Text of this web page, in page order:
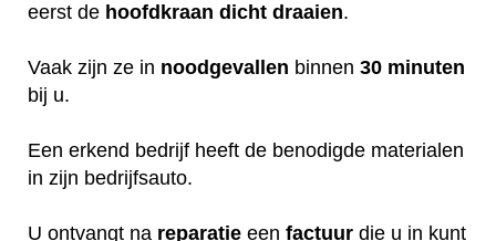
eerst de hoofdkraan dicht draaien.
Vaak zijn ze in noodgevallen binnen 30 minuten
bij u.
Een erkend bedrijf heeft de benodigde materialen
in zijn bedrijfsauto.
U ontvangt na reparatie een factuur die u in kunt